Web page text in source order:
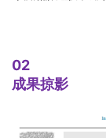
02
成果掠影